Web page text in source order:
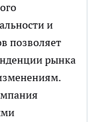
и
позволяет
рынка